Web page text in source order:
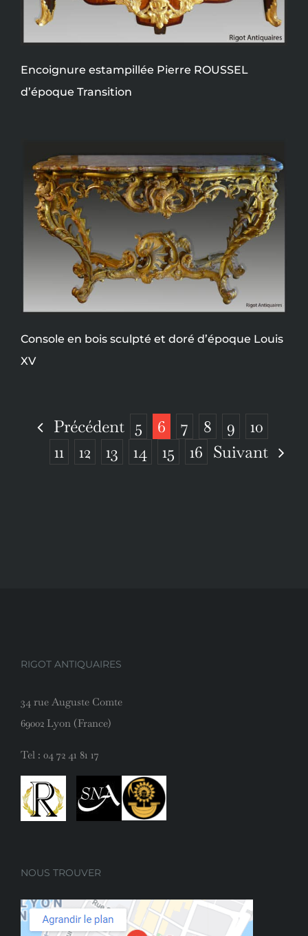
Encoignure estampillée Pierre ROUSSEL
d’époque Transition
Console en bois sculpté et doré d’époque Louis
XV
Précédent 5 6 7 8 9
10
11
12 13 14 15 16 Suivant
RIGOT ANTIQUAIRES
34 rue Auguste Comte
69002 Lyon (France)
Tel : 04 72 41 81 17
NOUS TROUVER